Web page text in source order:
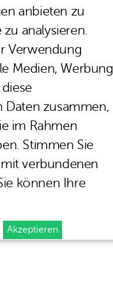
anbieten zu
analysieren.
Verwendung
Medien, Werbung
Daten zusammen,
im Rahmen
Stimmen Sie
verbundenen
können Ihre
Akzeptieren